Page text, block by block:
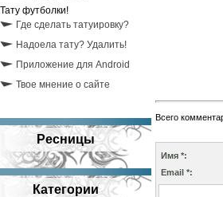
Тату футболки!
Где сделать татуировку?
Надоела тату? Удалить!
Приложение для Android
Твое мнение о сайте
Ресницы
Категории
Всего
Имя *:
Email *: